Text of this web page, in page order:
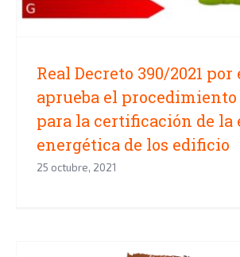
edificio
Real Decreto 390/2021 por
aprueba el procedimiento
para la certificación de la
energética de los edificio
25 octubre, 2021